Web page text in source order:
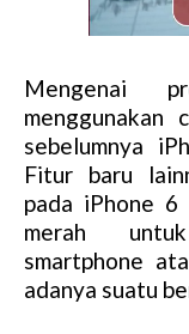
Mengenai
sebelumnya
Fitur baru
pada iPhone
merah
smartphone
adanya suatu